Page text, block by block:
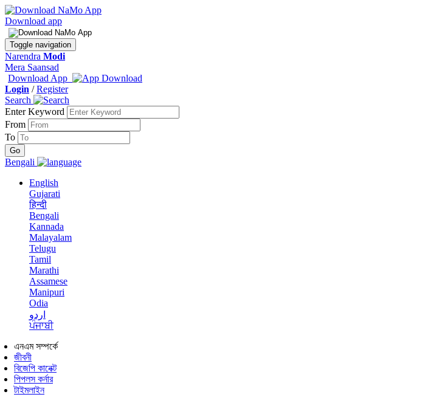
Download app
Toggle navigation
Narendra Modi
Mera Saansad
Download App
Login /Register
Search
Enter Keyword
From
To
Bengali
English
Gujarati
हिन्दी
Bengali
Kannada
Malayalam
Telugu
Tamil
Marathi
Assamese
Manipuri
Odia
اردو
ਪੰਜਾਬੀ
এনএম সম্পর্কে
জীবনী
বিজেপি কানেক্ট
পিপলস কর্নার
টাইমলাইন